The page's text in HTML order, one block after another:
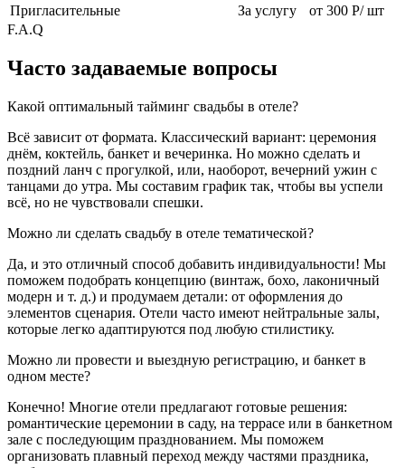
Пригласительные
За услугу
от 300 Р/ шт
F.A.Q
Часто задаваемые вопросы
Какой оптимальный тайминг свадьбы в отеле?
Всё зависит от формата. Классический вариант: церемония
днём, коктейль, банкет и вечеринка. Но можно сделать и
поздний ланч с прогулкой, или, наоборот, вечерний ужин с
танцами до утра. Мы составим график так, чтобы вы успели
всё, но не чувствовали спешки.
Можно ли сделать свадьбу в отеле тематической?
Да, и это отличный способ добавить индивидуальности! Мы
поможем подобрать концепцию (винтаж, бохо, лаконичный
модерн и т. д.) и продумаем детали: от оформления до
элементов сценария. Отели часто имеют нейтральные залы,
которые легко адаптируются под любую стилистику.
Можно ли провести и выездную регистрацию, и банкет в
одном месте?
Конечно! Многие отели предлагают готовые решения:
романтические церемонии в саду, на террасе или в банкетном
зале с последующим празднованием. Мы поможем
организовать плавный переход между частями праздника,